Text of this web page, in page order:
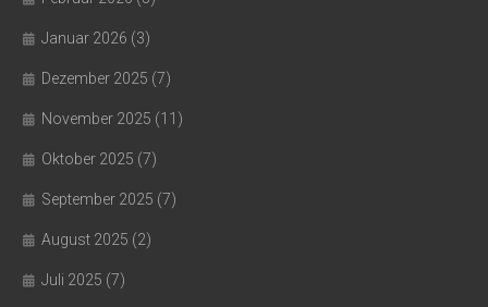
Januar 2026 (3)
Dezember 2025 (7)
November 2025 (11)
Oktober 2025 (7)
September 2025 (7)
August 2025 (2)
Juli 2025 (7)